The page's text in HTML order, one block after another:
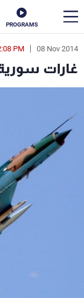
PROGRAMS
08 Nov 2014
PM
غارات
en
الأخبار
إقتصاد
منوعات
شاهد البرامج